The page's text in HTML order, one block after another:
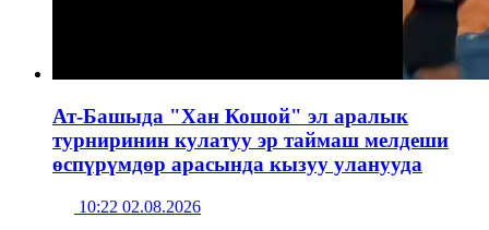
Ат-Башыда "Хан Кошой" эл аралык
турниринин кулатуу эр таймаш мелдеши
өспүрүмдөр арасында кызуу уланууда
10:22 02.08.2026